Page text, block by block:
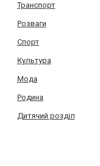
Транспорт
Розваги
Спорт
Культура
Мода
Родина
Дитячий розділ